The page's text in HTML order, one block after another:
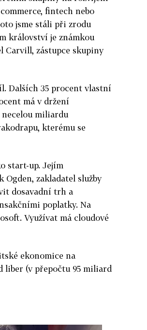
fintech nebo
jsme stáli při zrodu
království je známkou
Carvill, zástupce skupiny
Dalších 35 procent vlastní
má v držení
necelou miliardu
kterému se
start-up. Jejím
Ogden, zakladatel služby
dosavadní trh a
poplatky. Na
Využívat má cloudové
ekonomice na
(v přepočtu 95 miliard